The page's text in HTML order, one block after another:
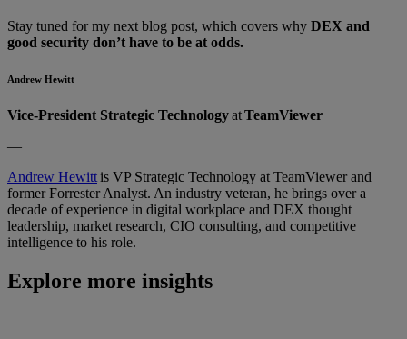
Stay tuned for my next blog post, which covers why DEX and
good security don’t have to be at odds.
Andrew Hewitt
Vice-President Strategic TechnologyatTeamViewer
—
Andrew Hewitt is VP Strategic Technology at TeamViewer and
former Forrester Analyst. An industry veteran, he brings over a
decade of experience in digital workplace and DEX thought
leadership, market research, CIO consulting, and competitive
intelligence to his role.
Explore more insights